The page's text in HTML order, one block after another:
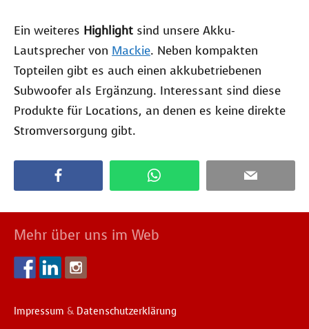
Ein weiteres Highlight sind unsere Akku-
Lautsprecher von Mackie. Neben kompakten
Topteilen gibt es auch einen akkubetriebenen
Subwoofer als Ergänzung. Interessant sind diese
Produkte für Locations, an denen es keine direkte
Stromversorgung gibt.
Mehr über uns im Web
Impressum & Datenschutzerklärung